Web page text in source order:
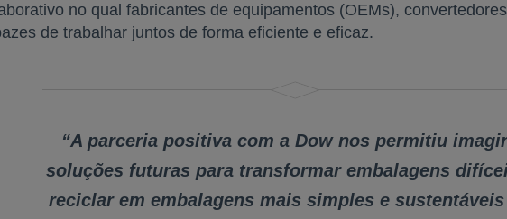
no qual fabricantes de equipamentos (OEMs),
de trabalhar juntos de forma eficiente e eficaz.
“A parceria positiva com a Dow nos permitiu
soluções futuras para transformar embalagens
reciclar em embalagens mais simples e